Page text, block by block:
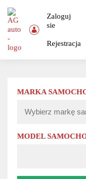
Zaloguj
sie
Rejestracja
MARKA
MODEL